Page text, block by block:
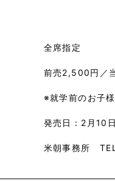
全席指定
前売2,500円／
※就学前のお子
発売日：2月10
米朝事務所